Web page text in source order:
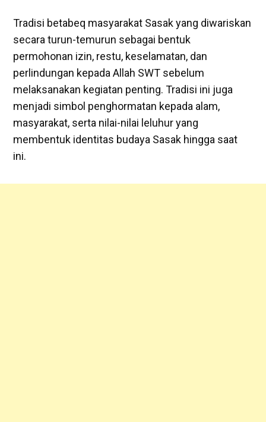
Tradisi betabeq masyarakat Sasak yang diwariskan
secara turun-temurun sebagai bentuk
permohonan izin, restu, keselamatan, dan
perlindungan kepada Allah SWT sebelum
melaksanakan kegiatan penting. Tradisi ini juga
menjadi simbol penghormatan kepada alam,
masyarakat, serta nilai-nilai leluhur yang
membentuk identitas budaya Sasak hingga saat
ini.